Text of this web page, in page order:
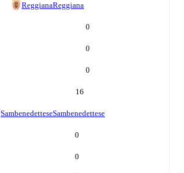
ReggianaReggiana
0
0
0
16
SambenedetteseSambenedettese
0
0